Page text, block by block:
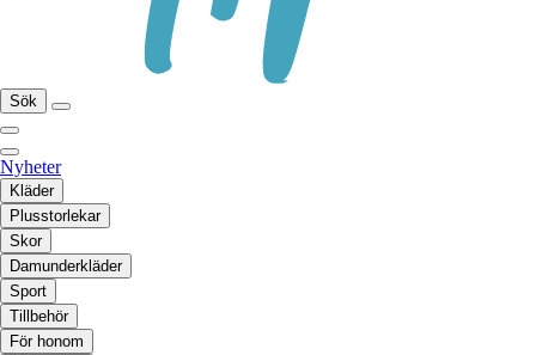
Sök
Nyheter
Kläder
Plusstorlekar
Skor
Damunderkläder
Sport
Tillbehör
För honom